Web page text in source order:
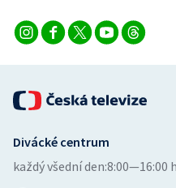
Divácké centrum
každý všední den:8:00—16:00